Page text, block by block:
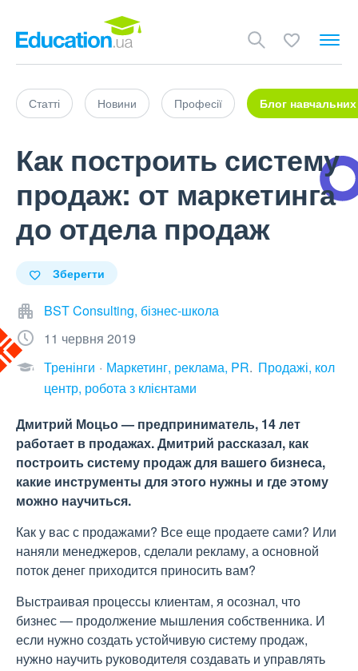
Статті Новини Професії Блог навчальних
Как построить систему
продаж: от маркетинга
до отдела продаж
Зберегти
BST Consulting, бізнес-школа
11 червня 2019
Тренінги
Маркетинг, реклама, PR Продажі, кол
центр, робота з клієнтами
Дмитрий Моцьо — предприниматель, 14 лет
работает в продажах. Дмитрий рассказал, как
построить систему продаж для вашего бизнеса,
какие инструменты для этого нужны и где этому
можно научиться.
Как у вас с продажами? Все еще продаете сами? Или
наняли менеджеров, сделали рекламу, а основной
поток денег приходится приносить вам?
Выстраивая процессы клиентам, я осознал, что
бизнес — продолжение мышления собственника. И
если нужно создать устойчивую систему продаж,
нужно научить руководителя создавать и управлять